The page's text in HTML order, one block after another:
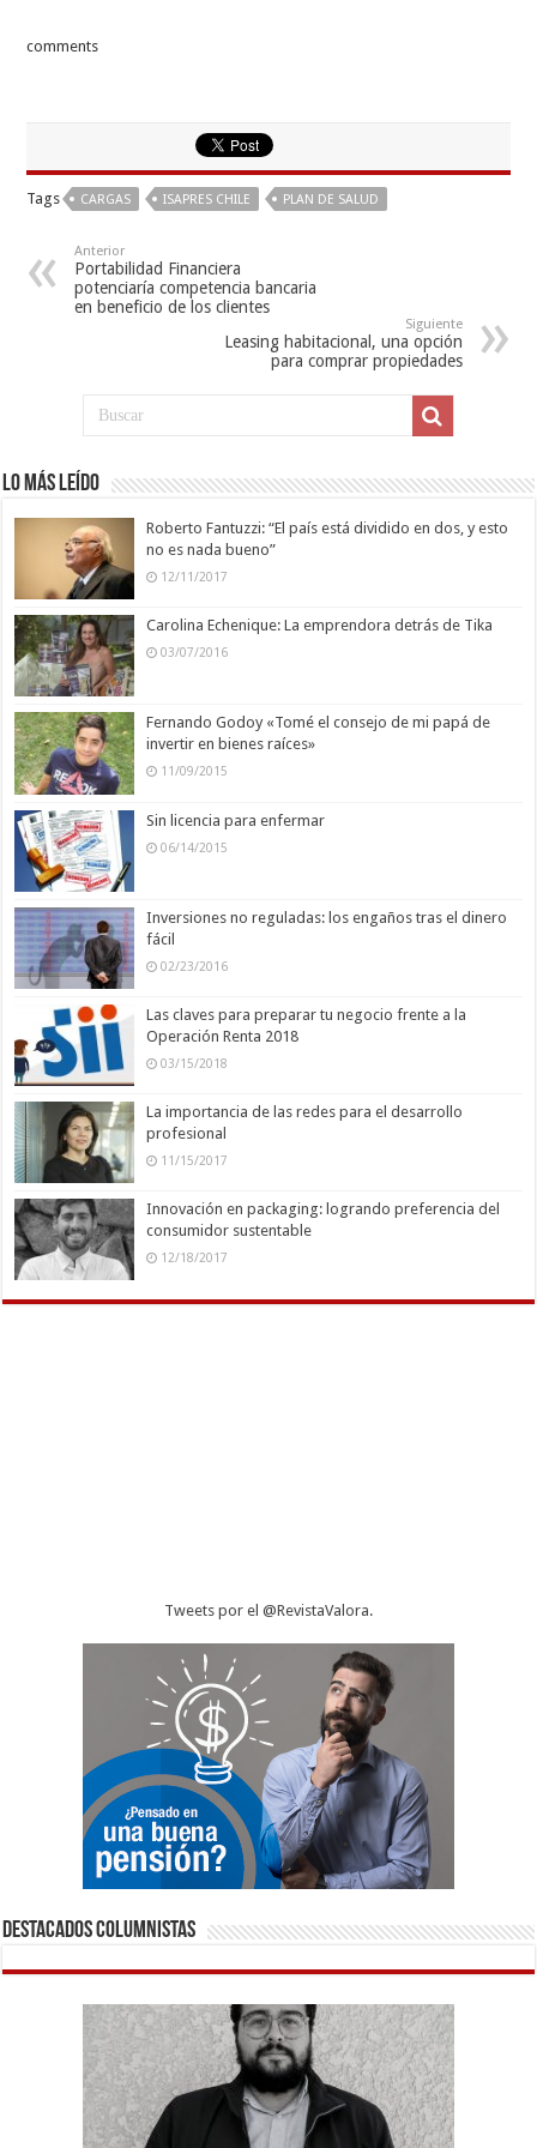
comments
Tags CARGAS ISAPRES CHILE PLAN DE SALUD
Anterior
Portabilidad Financiera
potenciaría competencia bancaria
en beneficio de los clientes
Siguiente
Leasing habitacional, una opción
para comprar propiedades
Lo más leído
Roberto Fantuzzi: “El país está dividido en dos, y esto
no es nada bueno”
12/11/2017
Carolina Echenique: La emprendora detrás de Tika
03/07/2016
Fernando Godoy «Tomé el consejo de mi papá de
invertir en bienes raíces»
11/09/2015
Sin licencia para enfermar
06/14/2015
Inversiones no reguladas: los engaños tras el dinero
fácil
02/23/2016
Las claves para preparar tu negocio frente a la
Operación Renta 2018
03/15/2018
La importancia de las redes para el desarrollo
profesional
11/15/2017
Innovación en packaging: logrando preferencia del
consumidor sustentable
12/18/2017
Tweets por el @RevistaValora.
Destacados Columnistas